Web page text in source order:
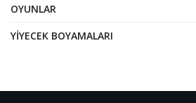
OYUNLAR
YIYECEK BOYAMALARI